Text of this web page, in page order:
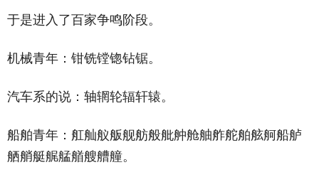
于是进入了百家争鸣阶段。
机械青年：钳铣镗锪钻锯。
汽车系的说：轴辋轮辐轩辕。
船舶青年：舡舢舣舨舰舫般舭舯舱舳舴舵舶舷舸船舻
舾艄艇艉艋艏艘艚艟。